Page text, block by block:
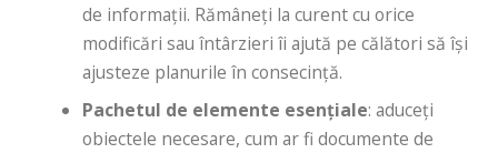
de informații. Rămâneți la curent cu orice
modificări sau întârzieri îi ajută pe călători să își
ajusteze planurile în consecință.
Pachetul de elemente esențiale: aduceți
obiectele necesare, cum ar fi documente de